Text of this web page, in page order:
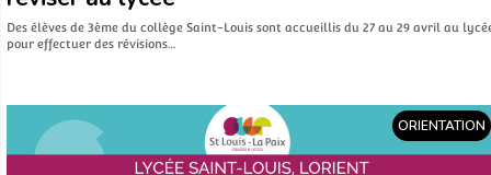
Des élèves de 3ème du collège Saint-Louis sont accueillis du 27 au 29 avril au
pour effectuer des révisions…
ORIENTATION